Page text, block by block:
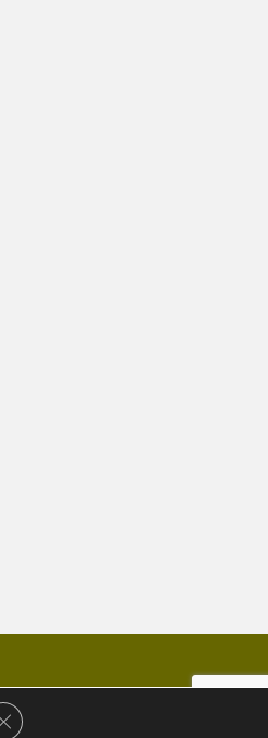
Cerrar el banner de cookies RGPD